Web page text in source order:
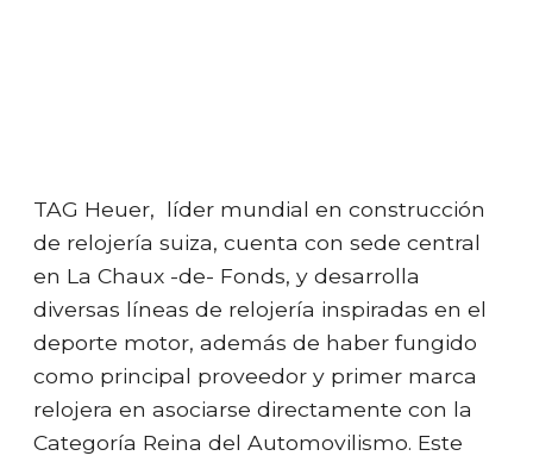
TAG Heuer, líder mundial en construcción
de relojería suiza, cuenta con sede central
en La Chaux -de- Fonds, y desarrolla
diversas líneas de relojería inspiradas en el
deporte motor, además de haber fungido
como principal proveedor y primer marca
relojera en asociarse directamente con la
Categoría Reina del Automovilismo. Este